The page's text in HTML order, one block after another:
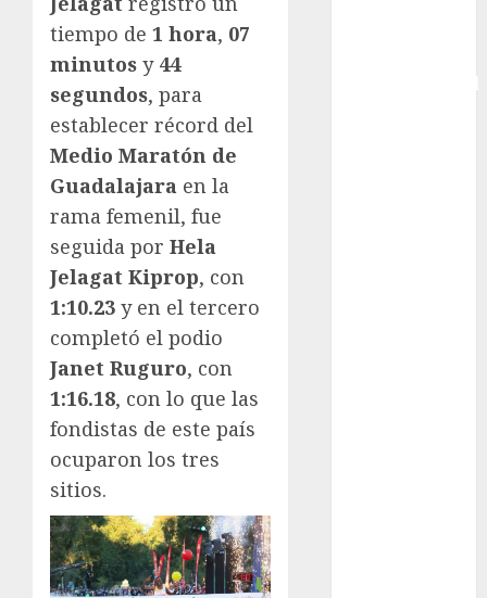
tiempo de 1 hora, 07
minutos y 44
segundos, para
establecer récord del
Medio Maratón de
Guadalajara en la
rama femenil, fue
seguida por Hela
Jelagat Kiprop, con
1:10.23 y en el tercero
completó el podio
Janet Ruguro, con
1:16.18, con lo que las
fondistas de este país
ocuparon los tres
sitios.